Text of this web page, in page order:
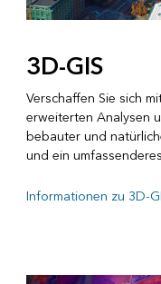
3D-GIS
Verschaffen Sie sich
erweiterten Analysen
bebauter und
und ein
Informationen zu 3D-